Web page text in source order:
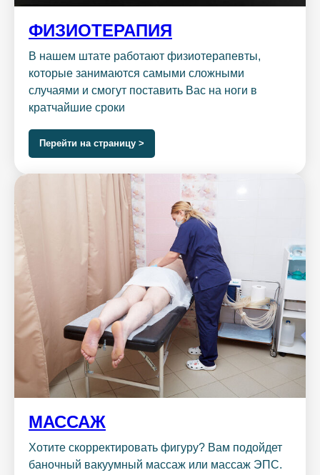
ФИЗИОТЕРАПИЯ
В нашем штате работают физиотерапевты,
которые занимаются самыми сложными
случаями и смогут поставить Вас на ноги в
кратчайшие сроки
Перейти на страницу >
МАССАЖ
Хотите скорректировать фигуру? Вам подойдет
баночный вакуумный массаж или массаж ЭПС.